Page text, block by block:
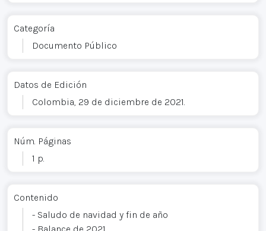
Categoría
Documento Público
Datos de Edición
Colombia, 29 de diciembre de 2021.
Núm. Páginas
1 p.
Contenido
- Saludo de navidad y fin de año